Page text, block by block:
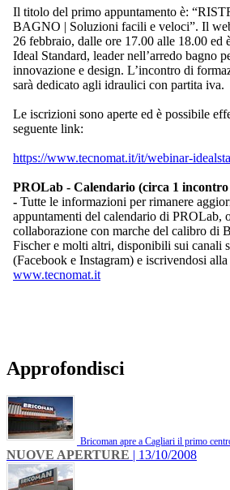
Il titolo del primo appuntamento è:
BAGNO | Soluzioni facili e veloci”. Il
26 febbraio, dalle ore 17.00 alle 18.00 ed
Ideal Standard, leader nell’arredo bagno
innovazione e design. L’incontro di
sarà dedicato agli idraulici con partita iva.
Le iscrizioni sono aperte ed è possibile
seguente link:
https://www.tecnomat.it/it/webinar-
PROLab - Calendario (circa 1 incontro
- Tutte le informazioni per rimanere
appuntamenti del calendario di PROLab,
collaborazione con marche del calibro di
Fischer e molti altri, disponibili sui canali
(Facebook e Instagram) e iscrivendosi
www.tecnomat.it
Approfondisci
Bricoman apre a Cagliari il primo
NUOVE APERTURE | 13/10/2008